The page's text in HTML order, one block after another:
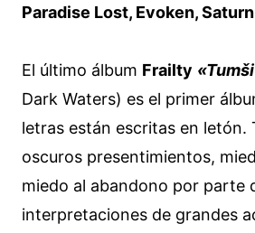
Paradise Lost, Evoken,
El último álbum Frailty
Dark Waters) es el primer
letras están escritas en letón.
oscuros presentimientos,
miedo al abandono por parte
interpretaciones de grandes